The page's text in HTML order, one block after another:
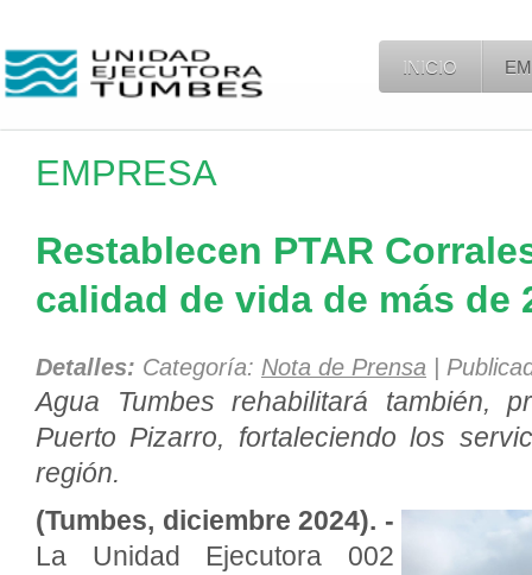
INICIO
EMPRESA
Restablecen PTAR
calidad de vida de más de
Detalles: Categoría: Nota de Prensa |
Agua Tumbes rehabilitará también,
Puerto Pizarro, fortaleciendo los
región.
(Tumbes, diciembre 2024). -
La Unidad Ejecutora 002